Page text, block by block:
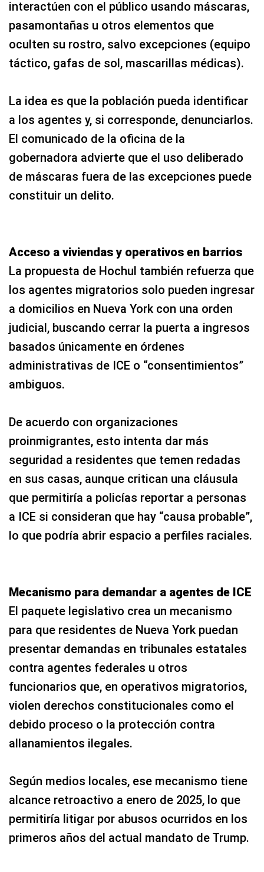
interactúen con el público usando máscaras,
pasamontañas u otros elementos que
oculten su rostro, salvo excepciones (equipo
táctico, gafas de sol, mascarillas médicas).
La idea es que la población pueda identificar
a los agentes y, si corresponde, denunciarlos.
El comunicado de la oficina de la
gobernadora advierte que el uso deliberado
de máscaras fuera de las excepciones puede
constituir un delito.
Acceso a viviendas y operativos en barrios
La propuesta de Hochul también refuerza que
los agentes migratorios solo pueden ingresar
a domicilios en Nueva York con una orden
judicial, buscando cerrar la puerta a ingresos
basados únicamente en órdenes
administrativas de ICE o “consentimientos”
ambiguos.
De acuerdo con organizaciones
proinmigrantes, esto intenta dar más
seguridad a residentes que temen redadas
en sus casas, aunque critican una cláusula
que permitiría a policías reportar a personas
a ICE si consideran que hay “causa probable”,
lo que podría abrir espacio a perfiles raciales.
Mecanismo para demandar a agentes de ICE
El paquete legislativo crea un mecanismo
para que residentes de Nueva York puedan
presentar demandas en tribunales estatales
contra agentes federales u otros
funcionarios que, en operativos migratorios,
violen derechos constitucionales como el
debido proceso o la protección contra
allanamientos ilegales.
Según medios locales, ese mecanismo tiene
alcance retroactivo a enero de 2025, lo que
permitiría litigar por abusos ocurridos en los
primeros años del actual mandato de Trump.